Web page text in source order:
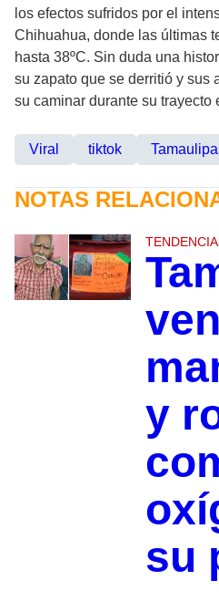
los efectos sufridos por el
Chihuahua, donde las últimas
hasta 38ºC. Sin duda una
su zapato que se derritió y sus
su caminar durante su trayecto
Viral tiktok
NOTAS
y
su